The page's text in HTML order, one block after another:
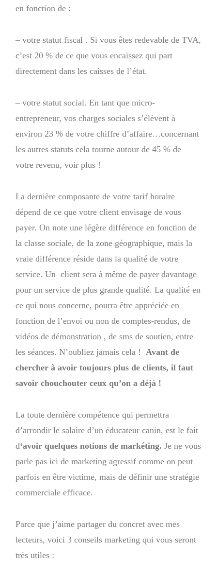
en fonction de :
– votre statut fiscal . Si vous êtes redevable de TVA,
c’est 20 % de ce que vous encaissez qui part
directement dans les caisses de l’état.
– votre statut social. En tant que micro-
entrepreneur, vos charges sociales s’élèvent à
environ 23 % de votre chiffre d’affaire…concernant
les autres statuts cela tourne autour de 45 % de
votre revenu, voir plus !
La dernière composante de votre tarif horaire
dépend de ce que votre client envisage de vous
payer. On note une légère différence en fonction de
la classe sociale, de la zone géographique, mais la
vraie différence réside dans la qualité de votre
service. Un client sera à même de payer davantage
pour un service de plus grande qualité. La qualité en
ce qui nous concerne, pourra être appréciée en
fonction de l’envoi ou non de comptes-rendus, de
vidéos de démonstration , de sms de soutien, entre
les séances. N’oubliez jamais cela ! Avant de
chercher à avoir toujours plus de clients, il faut
savoir chouchouter ceux qu’on a déjà !
La toute dernière compétence qui permettra
d’arrondir le salaire d’un éducateur canin, est le fait
d‘avoir quelques notions de markéting. Je ne vous
parle pas ici de marketing agressif comme on peut
parfois en être victime, mais de définir une stratégie
commerciale efficace.
Parce que j’aime partager du concret avec mes
lecteurs, voici 3 conseils marketing qui vous seront
très utiles :